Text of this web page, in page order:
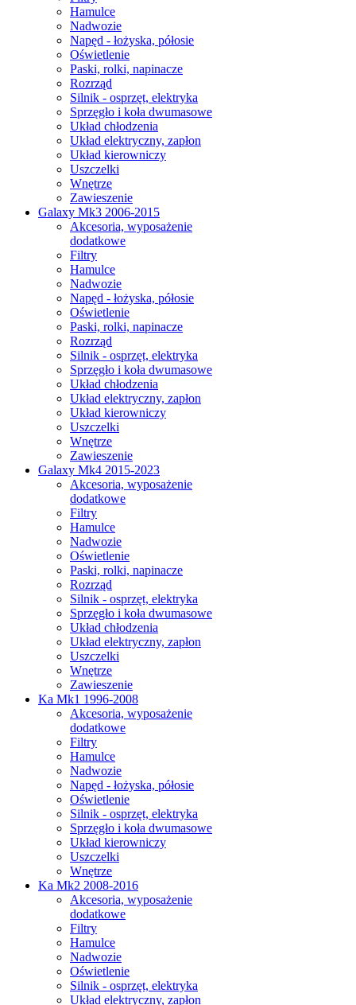
Hamulce
Nadwozie
Napęd - łożyska, półosie
Oświetlenie
Paski, rolki, napinacze
Rozrząd
Silnik - osprzęt, elektryka
Sprzęgło i koła dwumasowe
Układ chłodzenia
Układ elektryczny, zapłon
Układ kierowniczy
Uszczelki
Wnętrze
Zawieszenie
Galaxy Mk3 2006-2015
Akcesoria, wyposażenie
dodatkowe
Filtry
Hamulce
Nadwozie
Napęd - łożyska, półosie
Oświetlenie
Paski, rolki, napinacze
Rozrząd
Silnik - osprzęt, elektryka
Sprzęgło i koła dwumasowe
Układ chłodzenia
Układ elektryczny, zapłon
Układ kierowniczy
Uszczelki
Wnętrze
Zawieszenie
Galaxy Mk4 2015-2023
Akcesoria, wyposażenie
dodatkowe
Filtry
Hamulce
Nadwozie
Oświetlenie
Paski, rolki, napinacze
Rozrząd
Silnik - osprzęt, elektryka
Sprzęgło i koła dwumasowe
Układ chłodzenia
Układ elektryczny, zapłon
Uszczelki
Wnętrze
Zawieszenie
Ka Mk1 1996-2008
Akcesoria, wyposażenie
dodatkowe
Filtry
Hamulce
Nadwozie
Napęd - łożyska, półosie
Oświetlenie
Silnik - osprzęt, elektryka
Sprzęgło i koła dwumasowe
Układ kierowniczy
Uszczelki
Wnętrze
Ka Mk2 2008-2016
Akcesoria, wyposażenie
dodatkowe
Filtry
Hamulce
Nadwozie
Oświetlenie
Silnik - osprzęt, elektryka
Układ elektryczny, zapłon